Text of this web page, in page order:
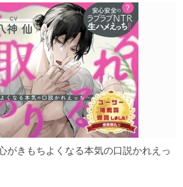
がきもちよくなる本気の口説かれえっ